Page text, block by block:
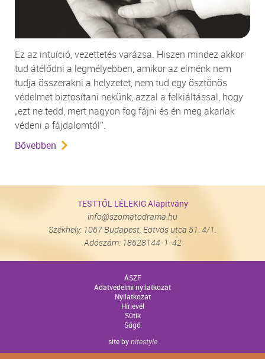
Ez az intuíció, vezettetés varázsa. Hiszen mindez akkor
tud átélődni a legmélyebben, amikor az elménk nem
tudja összerakni a helyzetet, nem tud egy ösztönös
védelmet biztosítani nekünk, azzal a felkiáltással, hogy
„ezt ne tedd, mert nagyon fog fájni és én meg akarlak
védeni a fájdalomtól”.
Bővebben
TESTTŐL LÉLEKIG Alapítvány
info@szomatodrama.hu
Székhely: 1067 Budapest, Eötvös utca 51. 4/1.
Adószám: 18628144-1-42
ÁSZF
Adatvédelmi nyilatkozat
Nyilatkozat
Hírlevél
Sütik
Súgó
site bynitestyle